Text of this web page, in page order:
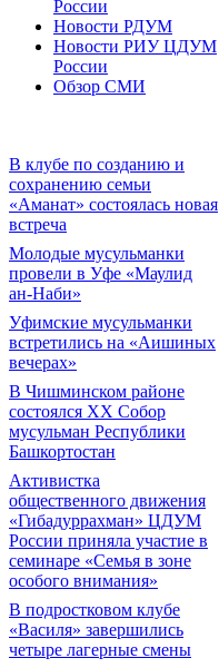
России
Новости РДУМ
Новости РИУ ЦДУМ
России
Обзор СМИ
В клубе по созданию и
сохранению семьи
«Аманат» состоялась новая
встреча
Молодые мусульманки
провели в Уфе «Маулид
ан-Наби»
Уфимские мусульманки
встретились на «Аишиных
вечерах»
В Чишминском районе
состоялся XX Собор
мусульман Республики
Башкортостан
Активистка
общественного движения
«Гибадуррахман» ЦДУМ
России приняла участие в
семинаре «Семья в зоне
особого внимания»
В подростковом клубе
«Василя» завершились
четыре лагерные смены